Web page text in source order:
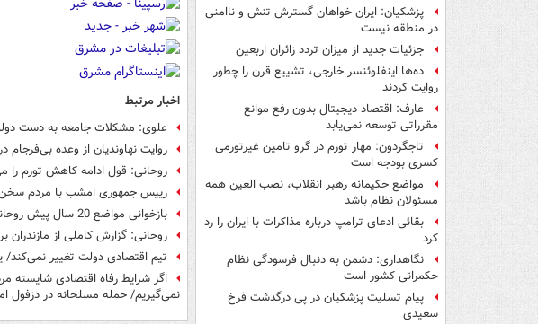
پزشکیان: ایران خواهان گسترش تنش و ناامنی
در منطقه نیست
جزئیات جدید از میزان تردد زائران اربعین
ده‌ها اینفلوئنسر خارجی، تشییع قرن را چطور
روایت کردند
عارف: اقتصاد دیجیتال بدون رفع موانع
مقرراتی توسعه نمی‌یابد
تاجگردون: مهار تورم در گرو تامین غیرتورمی
کسری بودجه است
مواضع حکیمانه رهبر انقلاب، نصب العین همه
مسئولان نظام باشد
بقائی ادعای ترامپ درباره مذاکرات با ایران را رد
کرد
نگاهداری: دشمن به دنبال فرسودگی نظام
حکمرانی کشور است
پیام تسلیت پزشکیان در پی درگذشت فرخ
سعیدی
اخبار مرتبط
علوی: مشکلات جامعه به دست
روایت نهاوندیان از وعده‌ بی‌فرجام
روحانی: قول ادامه کاهش تورم را
رییس جمهوری امشب با مردم
بازخوانی مواضع 20 سال پیش روحانی در قبال آمریکا
روحانی: گزارش کاملی از مازندران
تیم اقتصادی دولت تغییر نمی‌کند/
اگر شرایط رفاه اقتصادی شایسته
نمی‌گیریم/ حمله مسلحانه در دزفول